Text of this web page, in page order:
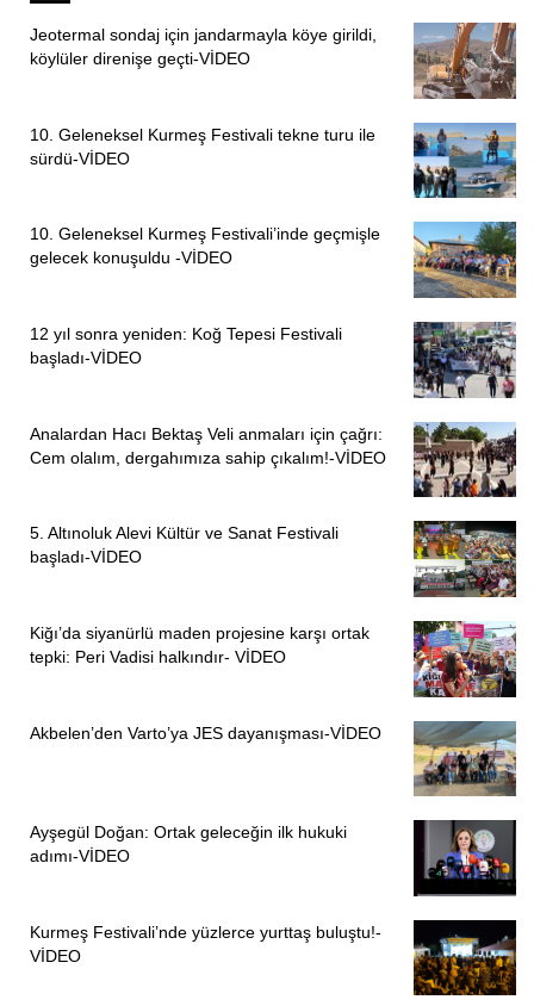
Jeotermal sondaj için jandarmayla köye girildi,
köylüler direnişe geçti-VİDEO
10. Geleneksel Kurmeş Festivali tekne turu ile
sürdü-VİDEO
10. Geleneksel Kurmeş Festivali’inde geçmişle
gelecek konuşuldu -VİDEO
12 yıl sonra yeniden: Koğ Tepesi Festivali
başladı-VİDEO
Analardan Hacı Bektaş Veli anmaları için çağrı:
Cem olalım, dergahımıza sahip çıkalım!-VİDEO
5. Altınoluk Alevi Kültür ve Sanat Festivali
başladı-VİDEO
Kiğı’da siyanürlü maden projesine karşı ortak
tepki: Peri Vadisi halkındır- VİDEO
Akbelen’den Varto’ya JES dayanışması-VİDEO
Ayşegül Doğan: Ortak geleceğin ilk hukuki
adımı-VİDEO
Kurmeş Festivali’nde yüzlerce yurttaş buluştu!-
VİDEO